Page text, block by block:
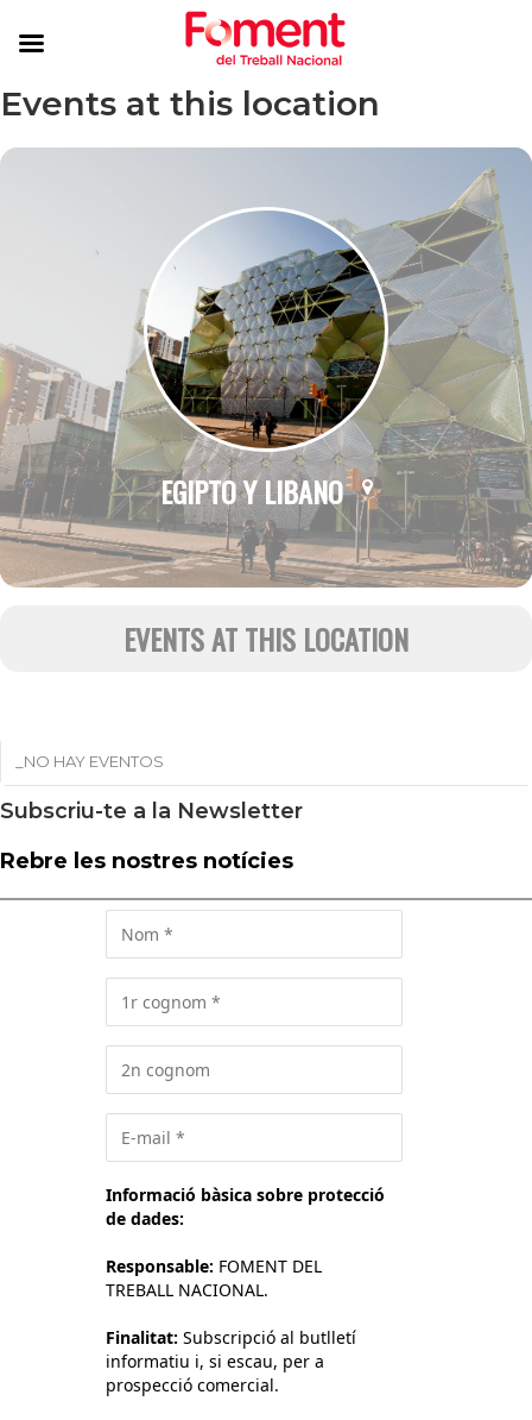
Events at this location
EGIPTO Y LIBANO
EVENTS AT THIS LOCATION
_NO HAY EVENTOS
Subscriu-te a la Newsletter
Rebre les nostres notícies
Informació bàsica sobre protecció
de dades:
Responsable: FOMENT DEL
TREBALL NACIONAL.
Finalitat: Subscripció al butlletí
informatiu i, si escau, per a
prospecció comercial.